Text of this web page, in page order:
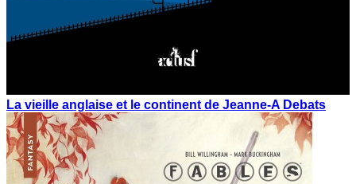
La vieille anglaise et le continent de Jeanne-A Debats